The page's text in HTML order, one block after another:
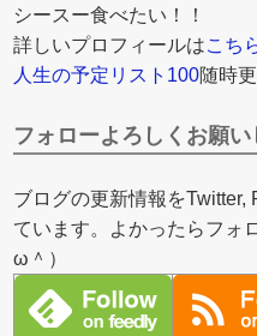
シースー食べたい！！
詳しいプロフィールはこち
人生の予定リスト100随時
フォローよろしくお願い
ブログの更新情報をTwitter,
ています。よかったらフォ
ω＾）